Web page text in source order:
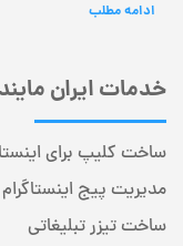
ادامه مطلب
خدمات ایران مایند
ساخت کلیپ برای
مدیریت پیج اینستاگرام
ساخت تیزر تبلیغاتی